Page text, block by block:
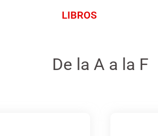
LIBROS
De la A a la F